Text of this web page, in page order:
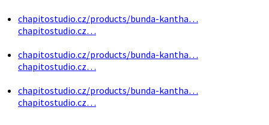
chapitostudio.cz/products/bunda-kantha…
chapitostudio.cz…
chapitostudio.cz/products/bunda-kantha…
chapitostudio.cz…
chapitostudio.cz/products/bunda-kantha…
chapitostudio.cz…